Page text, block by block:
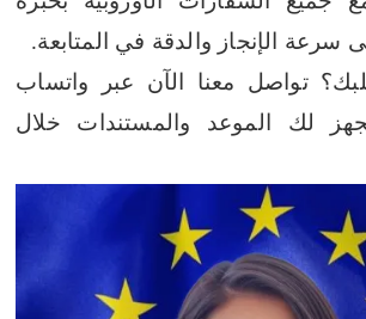
الإنجاز والدقة في المتابعة.
تواصل معنا الآن عبر واتساب
لك الموعد والمستندات خلال